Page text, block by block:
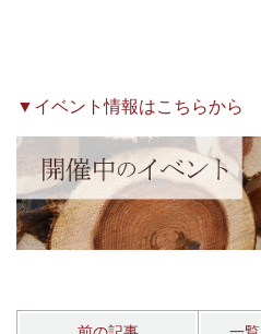
▼イベント情報はこちらから